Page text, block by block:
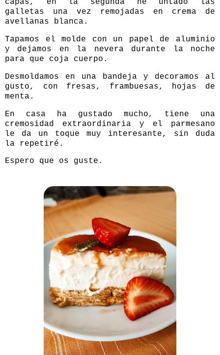
capas, en la segunda he untado las
galletas una vez remojadas en crema de
avellanas blanca.
Tapamos el molde con un papel de aluminio
y dejamos en la nevera durante la noche
para que coja cuerpo.
Desmoldamos en una bandeja y decoramos al
gusto, con fresas, frambuesas, hojas de
menta.
En casa ha gustado mucho, tiene una
cremosidad extraordinaria y el parmesano
le da un toque muy interesante, sin duda
la repetiré.
Espero que os guste.